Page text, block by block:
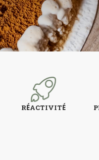
RÉACTIVITÉ